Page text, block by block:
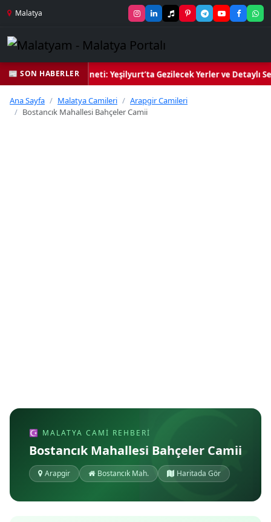
Malatya
📰 SON HABERLER
Kalbi ve Kültür Cenneti: Yeşilyurt’ta Gezilecek Yerler ve Detaylı
Ana Sayfa Malatya Camileri
Arapgir Camileri
Bostancık Mahallesi Bahçeler Camii
☪ MALATYA CAMI REHBERI
Bostancık Mahallesi Bahçeler Camii
Arapgir Bostancık Mah. Haritada Gör